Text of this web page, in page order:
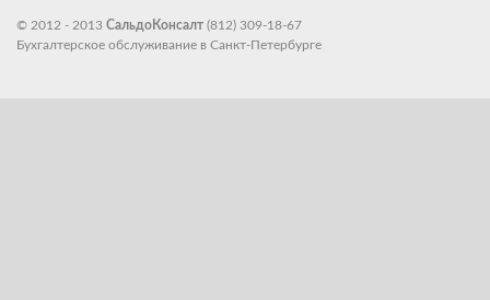
© 2012 - 2013 СальдоКонсалт (812) 309-18-67
Бухгалтерское обслуживание в Санкт-Петербурге